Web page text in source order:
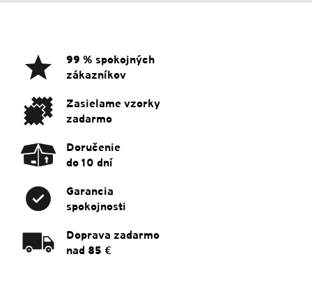
99 % spokojných
zákazníkov
Zasielame vzorky
zadarmo
Doručenie
do 10 dní
Garancia
spokojnosti
Doprava zadarmo
nad 85 €